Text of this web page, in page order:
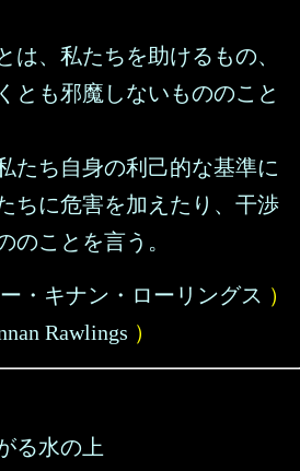
は、私たちを助けるもの、
とも邪魔しないもののこと
たち自身の利己的な基準に
ちに危害を加えたり、干渉
のことを言う。
・キナン・ローリングス ）
Rawlings ）
る水の上